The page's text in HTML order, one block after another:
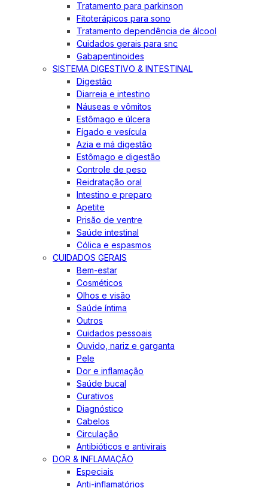
Tratamento para parkinson
Fitoterápicos para sono
Tratamento dependência de álcool
Cuidados gerais para snc
Gabapentinoides
SISTEMA DIGESTIVO & INTESTINAL
Digestão
Diarreia e intestino
Náuseas e vômitos
Estômago e úlcera
Fígado e vesícula
Azia e má digestão
Estômago e digestão
Controle de peso
Reidratação oral
Intestino e preparo
Apetite
Prisão de ventre
Saúde intestinal
Cólica e espasmos
CUIDADOS GERAIS
Bem-estar
Cosméticos
Olhos e visão
Saúde íntima
Outros
Cuidados pessoais
Ouvido, nariz e garganta
Pele
Dor e inflamação
Saúde bucal
Curativos
Diagnóstico
Cabelos
Circulação
Antibióticos e antivirais
DOR & INFLAMAÇÃO
Especiais
Anti-inflamatórios